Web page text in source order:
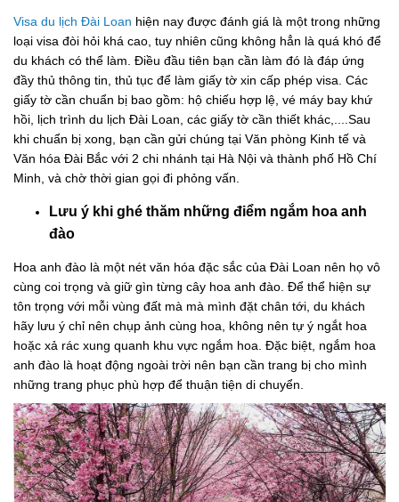
Visa du lịch Đài Loan hiện nay được đánh giá là một trong những
loại visa đòi hỏi khá cao, tuy nhiên cũng không hẳn là quá khó để
du khách có thể làm. Điều đầu tiên bạn cần làm đó là đáp ứng
đầy thủ thông tin, thủ tục để làm giấy tờ xin cấp phép visa. Các
giấy tờ cần chuẩn bị bao gồm: hộ chiếu hợp lệ, vé máy bay khứ
hồi, lịch trình du lịch Đài Loan, các giấy tờ cần thiết khác,....Sau
khi chuẩn bị xong, bạn cần gửi chúng tại Văn phòng Kinh tế và
Văn hóa Đài Bắc với 2 chi nhánh tại Hà Nội và thành phố Hồ Chí
Minh, và chờ thời gian gọi đi phỏng vấn.
Lưu ý khi ghé thăm những điểm ngắm hoa anh
đào
Hoa anh đào là một nét văn hóa đặc sắc của Đài Loan nên họ vô
cùng coi trọng và giữ gìn từng cây hoa anh đào. Để thể hiện sự
tôn trọng với mỗi vùng đất mà mà mình đặt chân tới, du khách
hãy lưu ý chỉ nên chụp ảnh cùng hoa, không nên tự ý ngắt hoa
hoặc xả rác xung quanh khu vực ngắm hoa. Đặc biệt, ngắm hoa
anh đào là hoạt động ngoài trời nên bạn cần trang bị cho mình
những trang phục phù hợp để thuận tiện di chuyển.